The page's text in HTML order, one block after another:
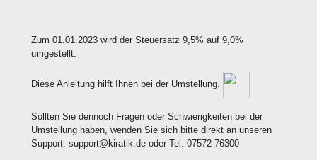
Zum 01.01.2023 wird der Steuersatz 9,5% auf 9,0%
umgestellt.
Diese Anleitung hilft Ihnen bei der Umstellung.
Sollten Sie dennoch Fragen oder Schwierigkeiten bei der
Umstellung haben, wenden Sie sich bitte direkt an unseren
Support: support@kiratik.de oder Tel. 07572 76300